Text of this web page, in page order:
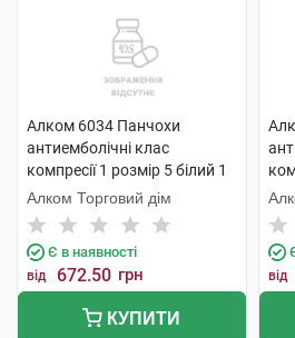
Алком 6034 Панчохи
антиемболічні клас
компресії 1 розмір 5 білий 1
пара
Алком Торговий дім
Є в наявності
від 672.50 грн
КУПИТИ
від